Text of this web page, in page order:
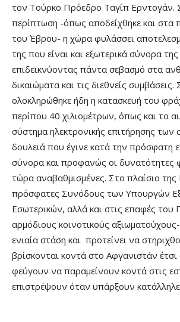
τον Τούρκο Πρόεδρο Ταγίπ Ερντογάν.
περίπτωση -όπως αποδείχθηκε και στα
του Έβρου- η χώρα φυλάσσει
της που είναι και εξωτερικά σύνορα
επιδεικνύοντας πάντα σεβασμό στα
δικαιώματα και τις διεθνείς συμβάσεις.
ολοκληρώθηκε ήδη η κατασκευή του
περίπου 40 χιλιομέτρων, όπως και το
σύστημα ηλεκτρονικής επιτήρησης των
δουλειά που έγινε κατά την πρόσφατη
σύνορα και προφανώς οι δυνατότητες
τώρα αναβαθμισμένες. Στο πλαίσιο της
πρόσφατες Συνόδους των Υπουργών
Εσωτερικών, αλλά και στις επαφές
αρμόδιους κοινοτικούς
ενιαία στάση και προτείνει να
βρίσκονται κοντά στο Αφγανιστάν έτσι
φεύγουν να παραμείνουν κοντά στις
επιστρέψουν όταν υπάρξουν